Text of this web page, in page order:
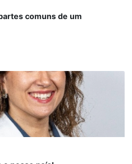
comuns de um